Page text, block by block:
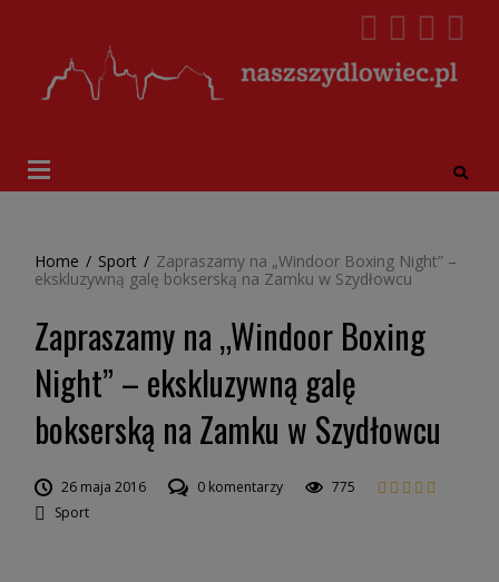
Home / Sport / Zapraszamy na „Windoor Boxing Night” –
ekskluzywną galę bokserską na Zamku w Szydłowcu
Zapraszamy na „Windoor Boxing
Night” – ekskluzywną galę
bokserską na Zamku w Szydłowcu
26 maja 2016 0 komentarzy
775
Sport